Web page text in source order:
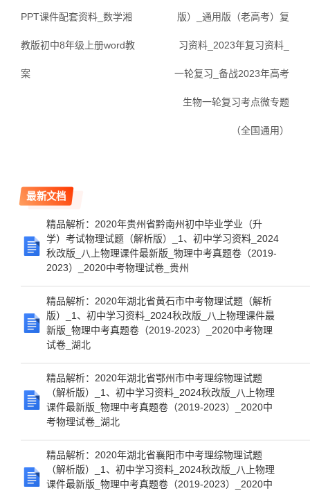
PPT课件配套资料_数学湘
教版初中8年级上册word教
案
版）_通用版（老高考）复
习资料_2023年复习资料_
一轮复习_备战2023年高考
生物一轮复习考点微专题
（全国通用）
最新文档
精品解析：2020年贵州省黔南州初中毕业学业（升
学）考试物理试题（解析版）_1、初中学习资料_2024
秋改版_八上物理课件最新版_物理中考真题卷（2019-
2023）_2020中考物理试卷_贵州
精品解析：2020年湖北省黄石市中考物理试题（解析
版）_1、初中学习资料_2024秋改版_八上物理课件最
新版_物理中考真题卷（2019-2023）_2020中考物理
试卷_湖北
精品解析：2020年湖北省鄂州市中考理综物理试题
（解析版）_1、初中学习资料_2024秋改版_八上物理
课件最新版_物理中考真题卷（2019-2023）_2020中
考物理试卷_湖北
精品解析：2020年湖北省襄阳市中考理综物理试题
（解析版）_1、初中学习资料_2024秋改版_八上物理
课件最新版_物理中考真题卷（2019-2023）_2020中